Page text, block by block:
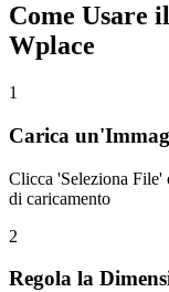
Come Usare
Wplace
1
Carica
Clicca 'Seleziona File'
di caricamento
2
Regola la